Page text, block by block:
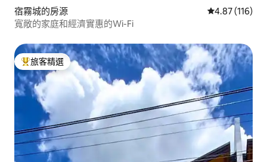
宿霧城的房源 從 116 則評價
4.87 (116)
寬敞的家庭和經濟實惠的Wi-Fi
旅客精選榜首
旅客精選